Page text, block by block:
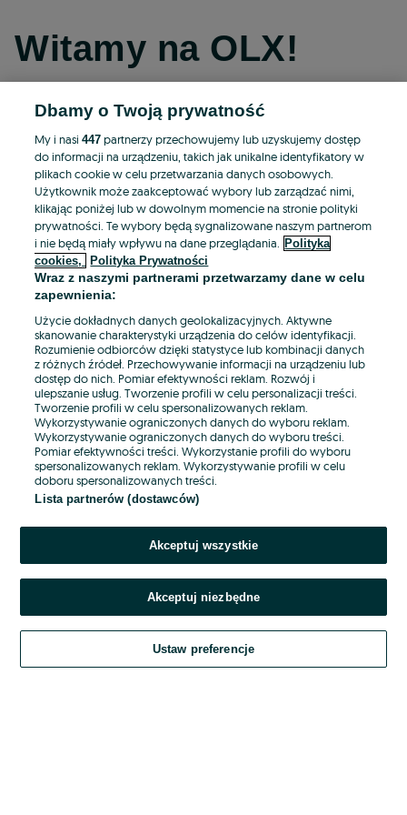
Witamy na OLX!
Kontynuuj przez Facebooka
Kontynuuj przez konto Apple
Kontynuuj przez konto Google
LUB
E-mail
Hasło
Nie pamiętasz hasła?
Zaloguj się
Kontynuując za pośrednictwem jednego z dostawców wskazanych powyżej,
Regulamin serwisu OLX.pl w jego aktualnym brzmieniu.
Dbamy o Twoją prywatność
My i nasi447 partnerzy przechowujemy lub uzyskujemy dostęp
do informacji na urządzeniu, takich jak unikalne identyfikatory w
plikach cookie w celu przetwarzania danych osobowych.
Użytkownik może zaakceptować wybory lub zarządzać nimi,
klikając poniżej lub w dowolnym momencie na stronie polityki
prywatności. Te wybory będą sygnalizowane naszym partnerom
i nie będą miały wpływu na dane przeglądania.
Polityka
cookies,
Polityka Prywatności
Wraz z naszymi partnerami przetwarzamy dane w celu
zapewnienia:
Użycie dokładnych danych geolokalizacyjnych. Aktywne
skanowanie charakterystyki urządzenia do celów identyfikacji.
Rozumienie odbiorców dzięki statystyce lub kombinacji danych
z różnych źródeł. Przechowywanie informacji na urządzeniu lub
dostęp do nich. Pomiar efektywności reklam. Rozwój i
ulepszanie usług. Tworzenie profili w celu personalizacji treści.
Tworzenie profili w celu spersonalizowanych reklam.
Wykorzystywanie ograniczonych danych do wyboru reklam.
Wykorzystywanie ograniczonych danych do wyboru treści.
Pomiar efektywności treści. Wykorzystanie profili do wyboru
spersonalizowanych reklam. Wykorzystywanie profili w celu
doboru spersonalizowanych treści.
Lista partnerów (dostawców)
Akceptuj wszystkie
Akceptuj niezbędne
Ustaw preferencje